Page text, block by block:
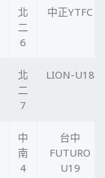
北
二
6
中正YTFC
北
二
7
LION-U18
中
南
4
台中
FUTURO
U19